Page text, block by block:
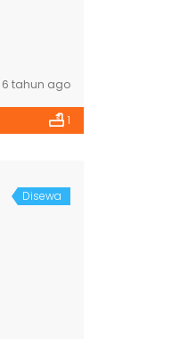
6 tahun ago
1
Disewa